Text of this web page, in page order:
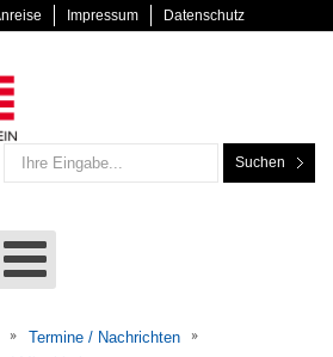
Impressum Datenschutz
Suchen
Termine / Nachrichten